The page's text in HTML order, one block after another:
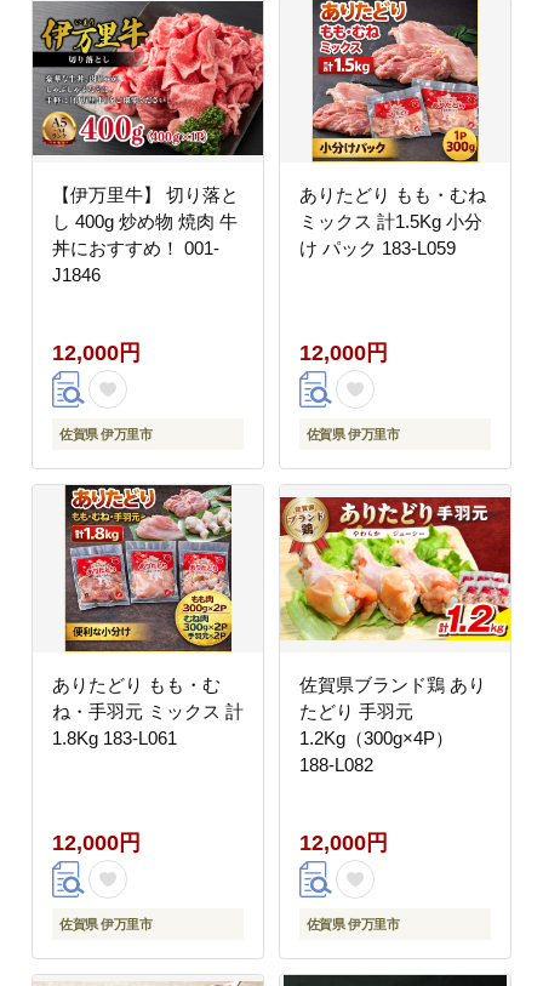
【伊万里牛】 切り落と
し 400g 炒め物 焼肉 牛
丼におすすめ！ 001-
J1846
12,000円
佐賀県 伊万里市
ありたどり もも・むね
ミックス 計1.5Kg 小分
け パック 183-L059
12,000円
佐賀県 伊万里市
ありたどり もも・む
ね・手羽元 ミックス 計
1.8Kg 183-L061
12,000円
佐賀県 伊万里市
佐賀県ブランド鶏 あり
たどり 手羽元
1.2Kg（300g×4P）
188-L082
12,000円
佐賀県 伊万里市